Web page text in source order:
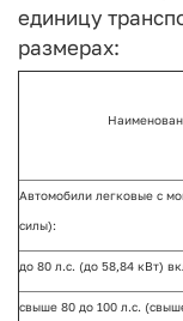
единицу
размерах:
Автомобили легковые с
силы):
до 80 л.с. (до 58,84 кВт)
свыше 80 до 100 л.с.